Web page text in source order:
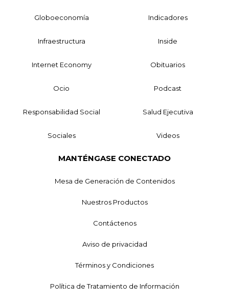
Globoeconomía Indicadores
Infraestructura Inside
Internet Economy Obituarios
Ocio Podcast
Responsabilidad Social Salud Ejecutiva
Sociales Videos
MANTÉNGASE CONECTADO
Mesa de Generación de Contenidos
Nuestros Productos
Contáctenos
Aviso de privacidad
Términos y Condiciones
Política de Tratamiento de Información